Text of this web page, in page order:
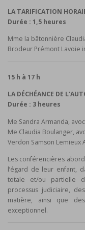
LA TARIFICATION
Durée : 1,5 heures
Mme la bâtonnière
Brodeur Prémont Lavoie
15 h à 17 h
LA DÉCHÉANCE DE
Durée : 3 heures
Me Sandra Armanda,
Me Claudia Boulanger,
Verdon Samson Lemieux
Les conférencières
l’égard de leur enfant,
totale et/ou partielle
processus judiciaire,
matière, ainsi que
exceptionnel.